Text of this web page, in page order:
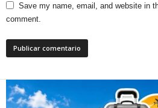
Save my name, email, and website in
comment.